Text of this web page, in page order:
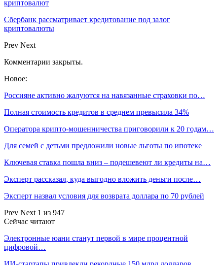
криптовалют
Сбербанк рассматривает кредитование под залог
криптовалюты
Prev Next
Комментарии закрыты.
Новое:
Россияне активно жалуются на навязанные страховки по…
Полная стоимость кредитов в среднем превысила 34%
Оператора крипто-мошенничества приговорили к 20 годам…
Для семей с детьми предложили новые льготы по ипотеке
Ключевая ставка пошла вниз – подешевеют ли кредиты на…
Эксперт рассказал, куда выгодно вложить деньги после…
Эксперт назвал условия для возврата доллара по 70 рублей
Prev Next 1 из 947
Сейчас читают
Электронные юани станут первой в мире процентной
цифровой…